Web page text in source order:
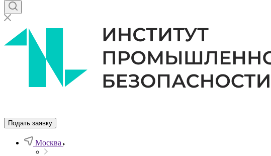
Подать заявку
Москва